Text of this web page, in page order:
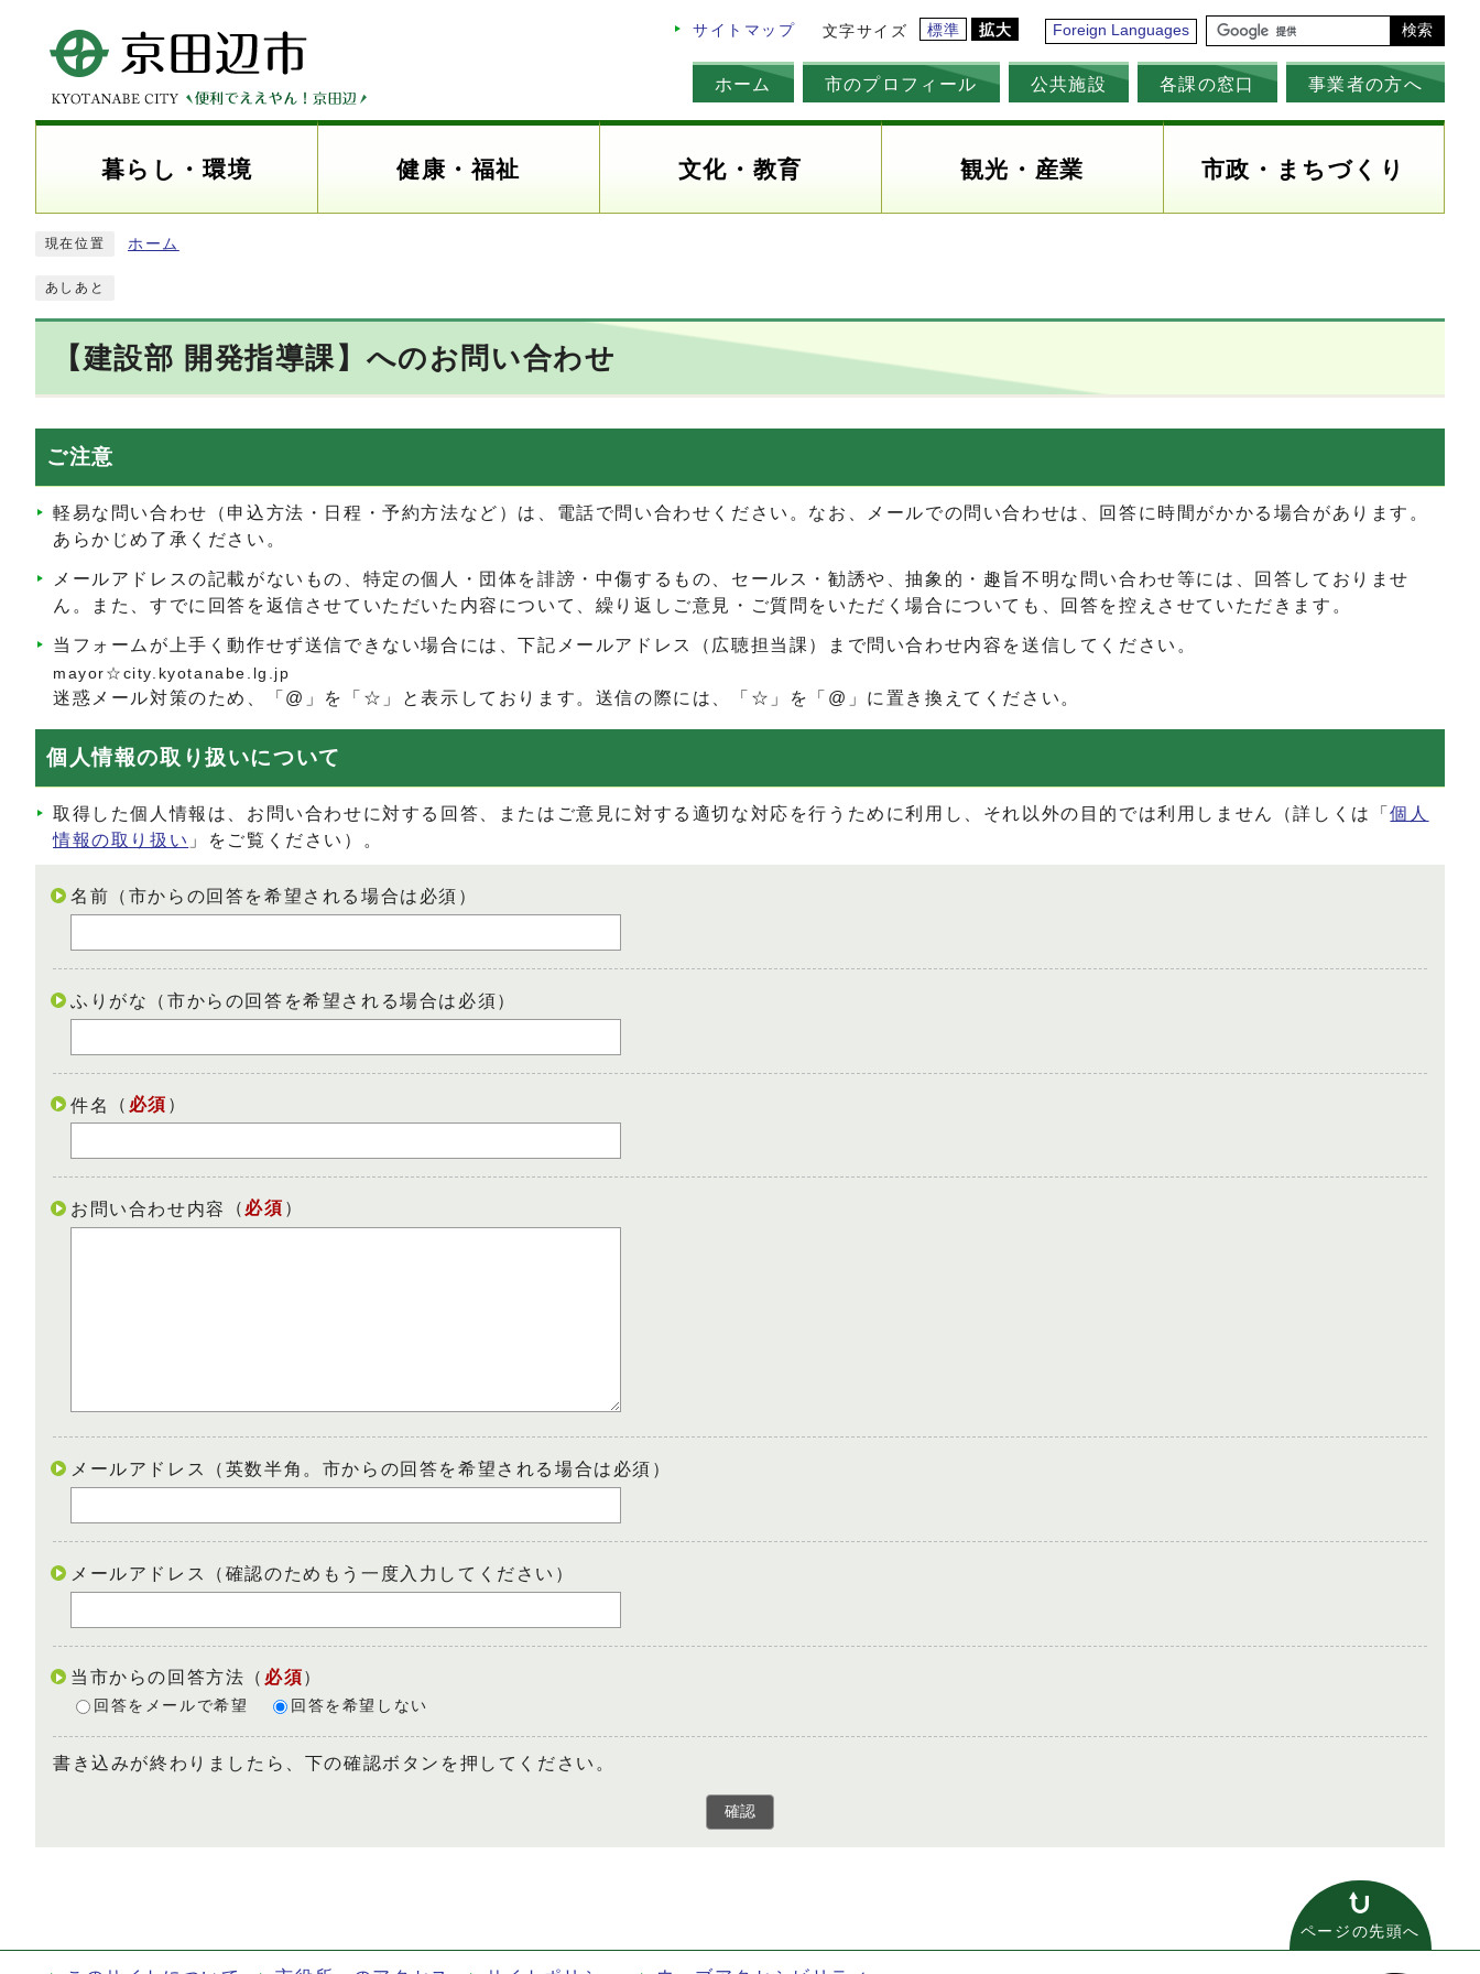
サイトマップ 文字サイズ 標準 拡大 Foreign Languages 検索
ホーム 市のプロフィール 公共施設 各課の窓口 事業者の方へ
暮らし・環境 健康・福祉 文化・教育 観光・産業 市政・まちづくり
現在位置 ホーム
あしあと
【建設部 開発指導課】へのお問い合わせ
ご注意
軽易な問い合わせ（申込方法・日程・予約方法など）は、電話で問い合わせください。なお、メールでの問い合わせは、回答に時間がかかる場合があります。
あらかじめ了承ください。
メールアドレスの記載がないもの、特定の個人・団体を誹謗・中傷するもの、セールス・勧誘や、抽象的・趣旨不明な問い合わせ等には、回答しておりませ
ん。また、すでに回答を返信させていただいた内容について、繰り返しご意見・ご質問をいただく場合についても、回答を控えさせていただきます。
当フォームが上手く動作せず送信できない場合には、下記メールアドレス（広聴担当課）まで問い合わせ内容を送信してください。
mayor☆city.kyotanabe.lg.jp
迷惑メール対策のため、「@」を「☆」と表示しております。送信の際には、「☆」を「@」に置き換えてください。
個人情報の取り扱いについて
取得した個人情報は、お問い合わせに対する回答、またはご意見に対する適切な対応を行うために利用し、それ以外の目的では利用しません（詳しくは「個人
情報の取り扱い 」をご覧ください）。
名前（市からの回答を希望される場合は必須）
ふりがな（市からの回答を希望される場合は必須）
件名 （ 必須 ）
お問い合わせ内容 （ 必須 ）
メールアドレス（英数半角。市からの回答を希望される場合は必須）
メールアドレス（確認のためもう一度入力してください）
当市からの回答方法 （ 必須）
回答をメールで希望 回答を希望しない
書き込みが終わりましたら、下の確認ボタンを押してください。
確認
ページの先頭へ